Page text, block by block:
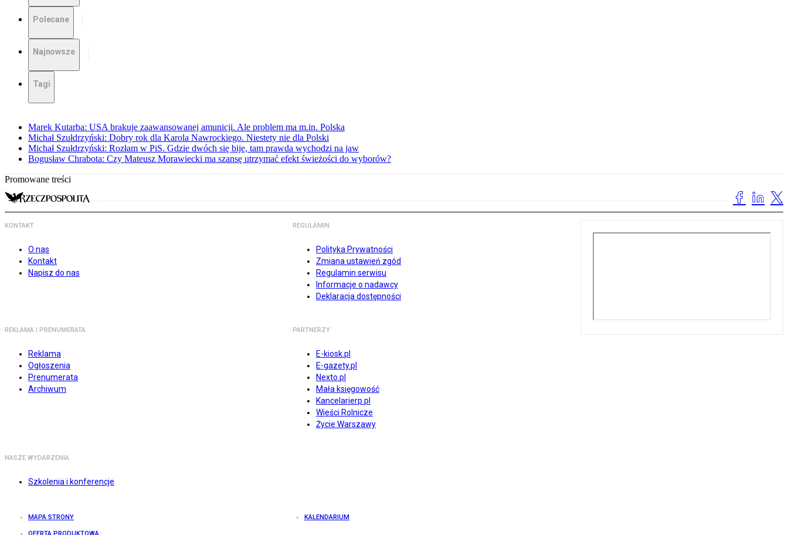
Polecane
Najnowsze
Tagi
Marek Kutarba: USA brakuje zaawansowanej amunicji. Ale problem ma m.in. Polska
Michał Szułdrzyński: Dobry rok dla Karola Nawrockiego. Niestety nie dla Polski
Michał Szułdrzyński: Rozłam w PiS. Gdzie dwóch się bije, tam prawda wychodzi na jaw
Bogusław Chrabota: Czy Mateusz Morawiecki ma szansę utrzymać efekt świeżości do wyborów?
Promowane treści
KONTAKT
O nas
Kontakt
Napisz do nas
REGULAMIN
Polityka Prywatności
Zmiana ustawień zgód
Regulamin serwisu
Informacje o nadawcy
Deklaracja dostępności
REKLAMA I PRENUMERATA
Reklama
Ogłoszenia
Prenumerata
Archiwum
PARTNERZY
E-kiosk.pl
E-gazety.pl
Nexto.pl
Mała księgowość
Kancelarierp.pl
Wieści Rolnicze
Życie Warszawy
NASZE WYDARZENIA
Szkolenia i konferencje
MAPA STRONY KALENDARIUM